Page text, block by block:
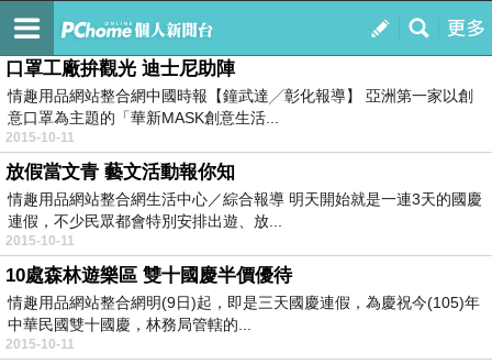
我的
訂閱
旅遊新聞
口罩工廠拚觀光 迪士尼助陣
情趣用品網站整合網中國時報【鐘武達╱彰化報導】 亞洲第一家以創
意口罩為主題的「華新MASK創意生活...
2015-10-11
放假當文青 藝文活動報你知
情趣用品網站整合網生活中心／綜合報導 明天開始就是一連3天的國慶
連假，不少民眾都會特別安排出遊、放...
2015-10-11
10處森林遊樂區 雙十國慶半價優待
情趣用品網站整合網明(9日)起，即是三天國慶連假，為慶祝今(105)年
中華民國雙十國慶，林務局管轄的...
2015-10-11